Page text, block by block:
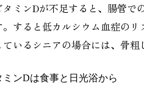
タミンDが不足すると、腸管
。すると低カルシウム血症の
ているシニアの場合には、骨粗
ミンDは食事と日光浴から